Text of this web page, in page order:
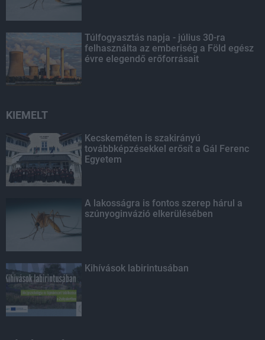
Túlfogyasztás napja - július 30-ra
felhasználta az emberiség a Föld egész
évre elegendő erőforrásait
KIEMELT
Kecskeméten is szakirányú
továbbképzésekkel erősít a Gál Ferenc
Egyetem
A lakosságra is fontos szerep hárul a
szúnyoginvázió elkerülésében
Kihívások labirintusában